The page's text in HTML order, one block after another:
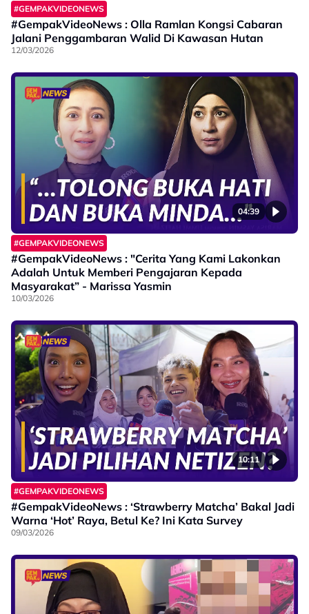
#GEMPAKVIDEONEWS
#GempakVideoNews : Olla Ramlan Kongsi Cabaran
Jalani Penggambaran Walid Di Kawasan Hutan
12/03/2026
04:39
#GEMPAKVIDEONEWS
#GempakVideoNews : "Cerita Yang Kami Lakonkan
Adalah Untuk Memberi Pengajaran Kepada
Masyarakat” - Marissa Yasmin
10/03/2026
10:11
#GEMPAKVIDEONEWS
#GempakVideoNews : ‘Strawberry Matcha’ Bakal Jadi
Warna ‘Hot’ Raya, Betul Ke? Ini Kata Survey
09/03/2026